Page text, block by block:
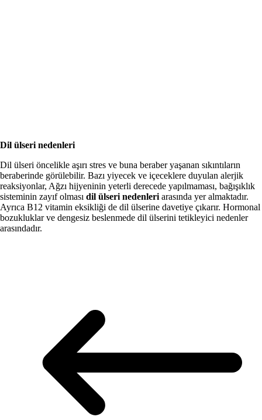
Dil ülseri nedenleri
Dil ülseri öncelikle aşırı stres ve buna beraber yaşanan sıkıntıların
beraberinde görülebilir. Bazı yiyecek ve içeceklere duyulan alerjik
reaksiyonlar, Ağzı hijyeninin yeterli derecede yapılmaması, bağışıklık
sisteminin zayıf olması dil ülseri nedenleri arasında yer almaktadır.
Ayrıca B12 vitamin eksikliği de dil ülserine davetiye çıkarır. Hormonal
bozukluklar ve dengesiz beslenmede dil ülserini tetikleyici nedenler
arasındadır.